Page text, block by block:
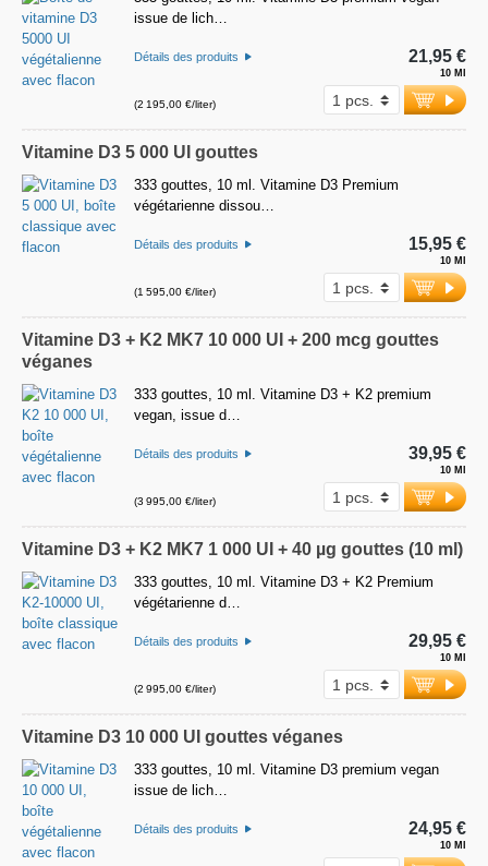
issue de lich…
Détails des produits
(2 195,00 €/liter)
10 Ml
21,95 €
Vitamine D3 5 000 UI gouttes
333 gouttes, 10 ml. Vitamine D3 Premium
végétarienne dissou…
Détails des produits
(1 595,00 €/liter)
10 Ml
15,95 €
Vitamine D3 + K2 MK7 10 000 UI + 200 mcg gouttes
véganes
333 gouttes, 10 ml. Vitamine D3 + K2 premium
vegan, issue d…
Détails des produits
(3 995,00 €/liter)
10 Ml
39,95 €
Vitamine D3 + K2 MK7 1 000 UI + 40 µg gouttes (10 ml)
333 gouttes, 10 ml. Vitamine D3 + K2 Premium
végétarienne d…
Détails des produits
(2 995,00 €/liter)
10 Ml
29,95 €
Vitamine D3 10 000 UI gouttes véganes
333 gouttes, 10 ml. Vitamine D3 premium vegan
issue de lich…
Détails des produits
10 Ml
24,95 €